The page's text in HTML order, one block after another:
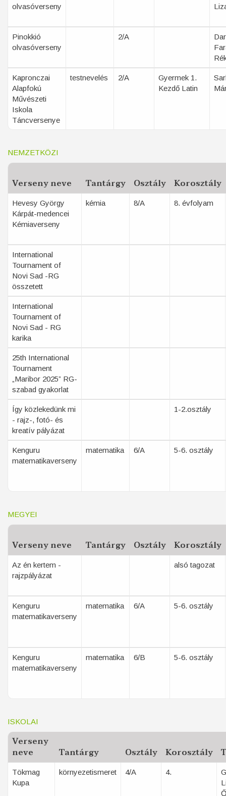
olvasóverseny
Pinokkió
olvasóverseny
2/A
Kapronczai
Alapfokú
Művészeti
Iskola
Táncversenye
testnevelés 2/A
Gyermek 1.
Kezdő Latin
NEMZETKÖZI
Verseny neve Tantárgy Osztály Korosztály
Hevesy György
Kárpát-medencei
Kémiaverseny
kémia 8/A 8. évfolyam
International
Tournament of
Novi Sad -RG
összetett
International
Tournament of
Novi Sad - RG
karika
25th International
Tournament
„Maribor 2025” RG-
szabad gyakorlat
Így közlekedünk mi
- rajz-, fotó- és
kreatív pályázat
1-2.osztály
Kenguru
matematikaverseny
matematika 6/A 5-6. osztály
MEGYEI
Verseny neve Tantárgy Osztály Korosztály
Az én kertem -
rajzpályázat
alsó tagozat
Kenguru
matematikaverseny
matematika 6/A 5-6. osztály
Kenguru
matematikaverseny
matematika 6/B 5-6. osztály
ISKOLAI
Verseny
neve Tantárgy Osztály Korosztály
Tökmag
Kupa
környezetismeret 4/A 4.